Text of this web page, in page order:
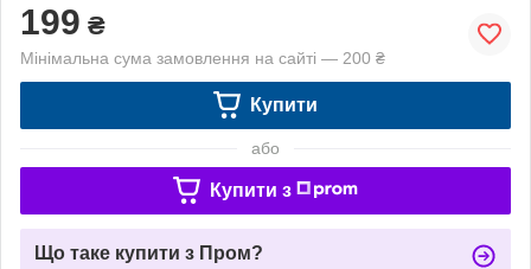
199 ₴
Мінімальна сума замовлення на сайті — 200 ₴
Купити
або
Купити з
Що таке купити з Пром?